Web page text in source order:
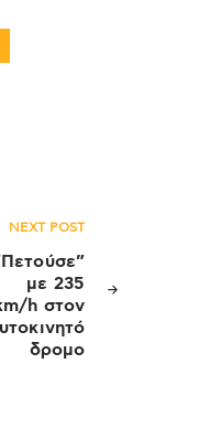
NEXT POST
με 235
h στον
δρομο